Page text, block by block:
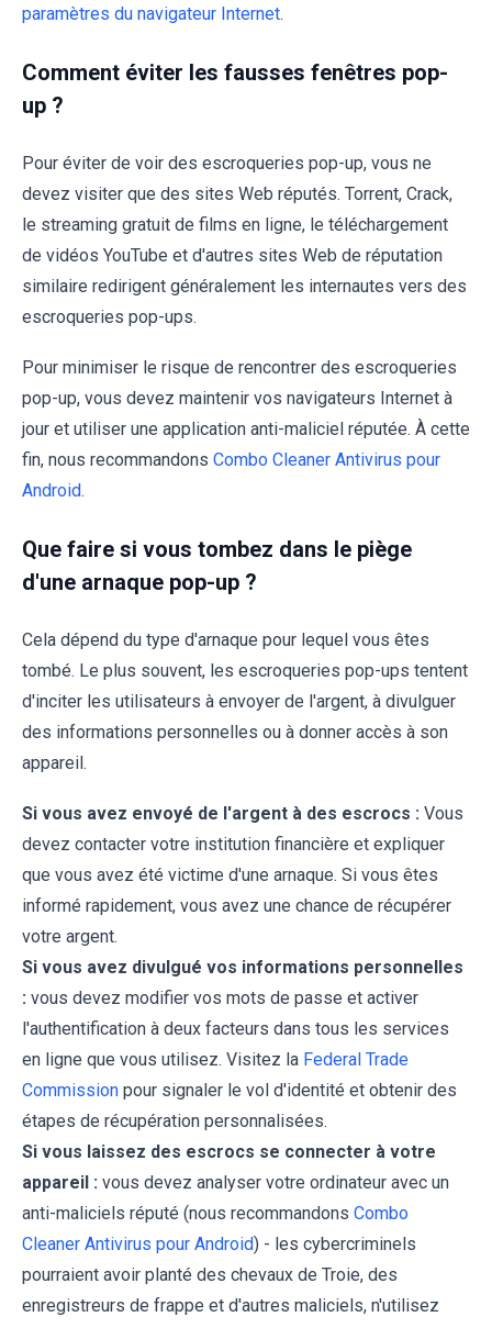
paramètres du navigateur Internet.
Comment éviter les fausses fenêtres pop-
up ?
Pour éviter de voir des escroqueries pop-up, vous ne
devez visiter que des sites Web réputés. Torrent, Crack,
le streaming gratuit de films en ligne, le téléchargement
de vidéos YouTube et d'autres sites Web de réputation
similaire redirigent généralement les internautes vers des
escroqueries pop-ups.
Pour minimiser le risque de rencontrer des escroqueries
pop-up, vous devez maintenir vos navigateurs Internet à
jour et utiliser une application anti-maliciel réputée. À cette
fin, nous recommandons Combo Cleaner Antivirus pour
Android.
Que faire si vous tombez dans le piège
d'une arnaque pop-up ?
Cela dépend du type d'arnaque pour lequel vous êtes
tombé. Le plus souvent, les escroqueries pop-ups tentent
d'inciter les utilisateurs à envoyer de l'argent, à divulguer
des informations personnelles ou à donner accès à son
appareil.
Si vous avez envoyé de l'argent à des escrocs : Vous
devez contacter votre institution financière et expliquer
que vous avez été victime d'une arnaque. Si vous êtes
informé rapidement, vous avez une chance de récupérer
votre argent.
Si vous avez divulgué vos informations personnelles
: vous devez modifier vos mots de passe et activer
l'authentification à deux facteurs dans tous les services
en ligne que vous utilisez. Visitez la Federal Trade
Commission pour signaler le vol d'identité et obtenir des
étapes de récupération personnalisées.
Si vous laissez des escrocs se connecter à votre
appareil : vous devez analyser votre ordinateur avec un
anti-maliciels réputé (nous recommandons Combo
Cleaner Antivirus pour Android) - les cybercriminels
pourraient avoir planté des chevaux de Troie, des
enregistreurs de frappe et d'autres maliciels, n'utilisez